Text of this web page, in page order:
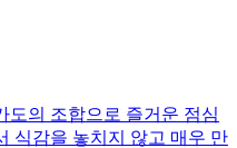
도의 조합으로 즐거운 점심
식감을 놓치지 않고 매우 만